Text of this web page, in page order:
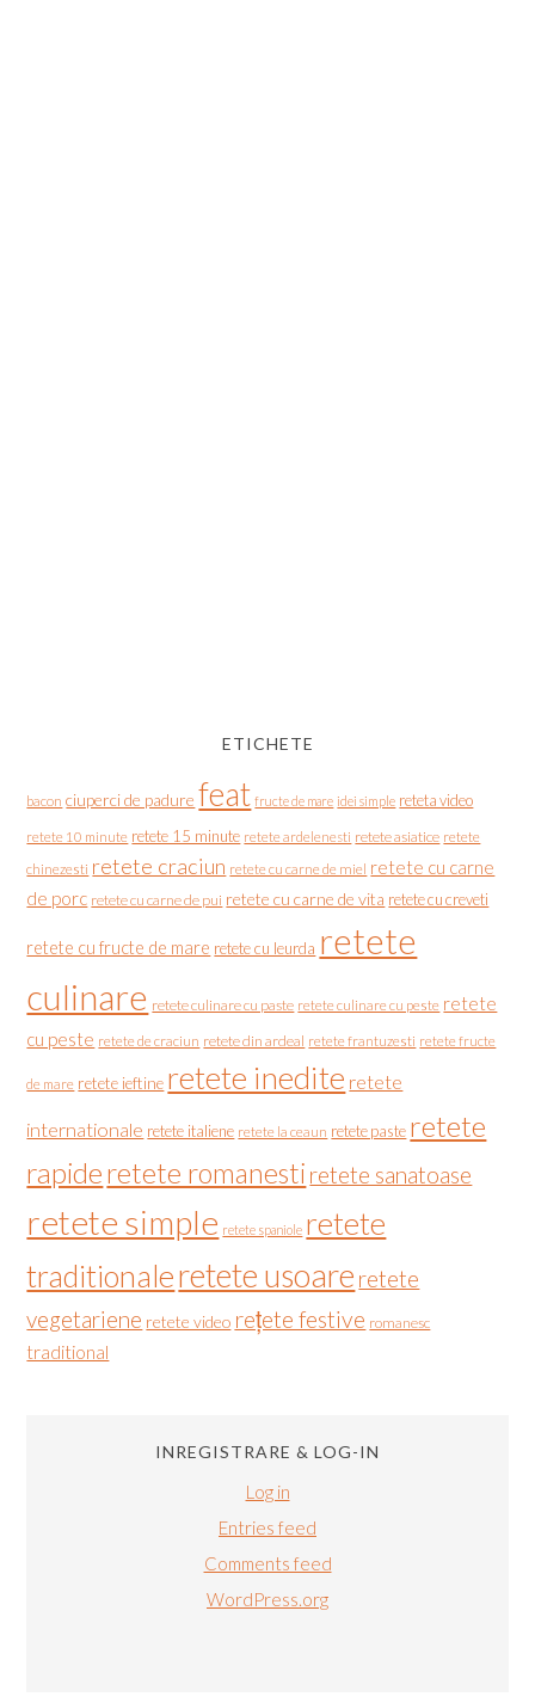
ETICHETE
bacon ciuperci de padure feat fructe de mare idei simple reteta video
retete 10 minute retete 15 minute retete ardelenesti retete asiatice retete
chinezesti retete craciun retete cu carne de miel retete cu carne
de porc retete cu carne de pui retete cu carne de vita retete cu creveti
retete cu fructe de mare retete cu leurda retete
culinare retete culinare cu paste retete culinare cu peste retete
cu peste retete de craciun retete din ardeal retete frantuzesti retete fructe
de mare retete ieftine retete inedite retete
internationale retete italiene retete la ceaun retete paste retete
rapideretete romanesti retete sanatoase
retete simple retete spaniole retete
traditionaleretete usoare retete
vegetariene retete video rețete festive romanesc
traditional
INREGISTRARE & LOG-IN
Log in
Entries feed
Comments feed
WordPress.org